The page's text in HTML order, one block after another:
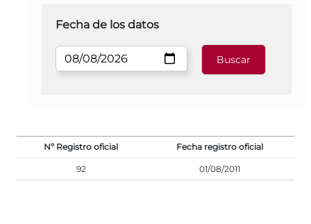
Fecha de los datos
Nº Registro oficial Fecha registro oficial
92 01/08/2011